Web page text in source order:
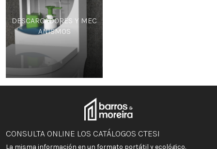
DESCARGADORES Y MEC
ANISMOS
CONSULTA ONLINE LOS CATÁLOGOS CTESI
La misma información en un formato portátil y ecológico.